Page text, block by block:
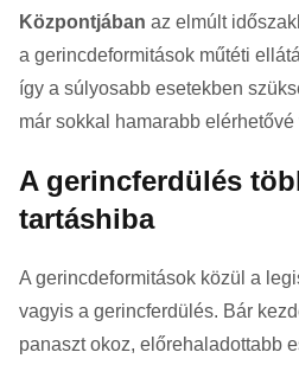
Központjában az elmúlt
a gerincdeformitások műtéti
így a súlyosabb esetekben
már sokkal hamarabb elérhetővé
A gerincferdülés
tartáshiba
A gerincdeformitások közül a
vagyis a gerincferdülés. Bár
panaszt okoz, előrehaladottabb